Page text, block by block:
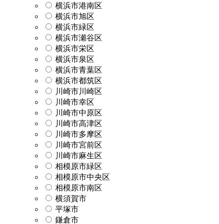
横浜市港南区
横浜市旭区
横浜市緑区
横浜市瀬谷区
横浜市栄区
横浜市泉区
横浜市青葉区
横浜市都筑区
川崎市川崎区
川崎市幸区
川崎市中原区
川崎市高津区
川崎市多摩区
川崎市宮前区
川崎市麻生区
相模原市緑区
相模原市中央区
相模原市南区
横須賀市
平塚市
鎌倉市